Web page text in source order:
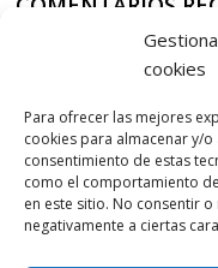
cookies
Para ofrecer las mejores
cookies para almacenar y/
consentimiento de estas
como el comportamiento
en este sitio. No consentir
negativamente a ciertas
Nordés
Aurelio G-MenNordés
AitorenNordés
Aurelio G-M en Nordés